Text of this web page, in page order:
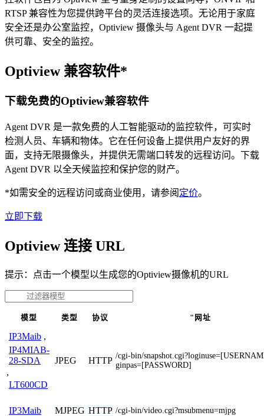
RTSP 兼容性为您提供跨平台的灵活连接选项。无论用于家庭
安全还是办公室监控，Optiview 摄像头与 Agent DVR 一起提
供可靠、安全的监控。
Optiview 兼容软件*
下载免费的Optiview兼容软件
Agent DVR 是一款免费的人工智能驱动的监控软件，可实时
检测人员、车辆和物体。它在任何设备上提供用户友好的界
面，支持无限摄像头，并提供无需端口转发的远程访问。下载
Agent DVR 以全天候监控和保护您的财产。
*如需安全的远程访问或商业使用，请参阅 定价。
立即下载
Optiview 连接 URL
提示：点击一个模型以生成您的Optiview摄像机的URL
模型 类型 协议 "网址
IP3Maib ,
IP4MIAB-
28-SDA
,
LT600CD
JPEG HTTP /cgi-bin/
ginpas=[PASSWORD]
IP3Maib MJPEG HTTP /cgi-bin/video.cgi?msubmenu=mjpg